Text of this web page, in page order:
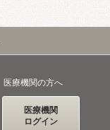
医療機関の方へ
医療機関
ログイン